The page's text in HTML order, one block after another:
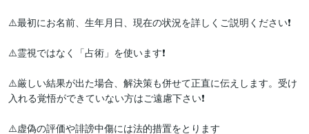
⚠️最初にお名前、生年月日、現在の状況を詳しくご説明ください❗️
⚠️霊視ではなく「占術」を使います❗️
⚠️厳しい結果が出た場合、解決策も併せて正直に伝えします。受け
入れる覚悟ができていない方はご遠慮下さい❗️